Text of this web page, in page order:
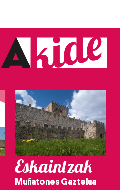
Eskaintzak
Muñatones Gaztelua